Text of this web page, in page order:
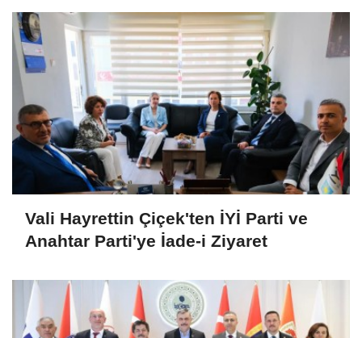
Vali Hayrettin Çiçek'ten İYİ Parti ve
Anahtar Parti'ye İade-i Ziyaret